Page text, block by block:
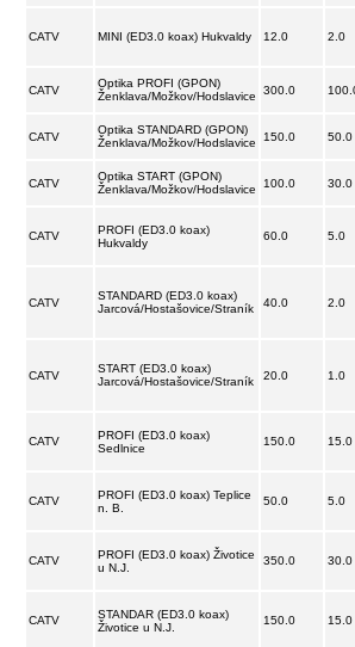
CATV MINI (ED3.0 koax) Hukvaldy 12.0 2.0
CATV
Optika PROFI (GPON)
Ženklava/Možkov/Hodslavice
300.0
CATV
Optika STANDARD (GPON)
Ženklava/Možkov/Hodslavice
150.0 50.0
CATV
Optika START (GPON)
Ženklava/Možkov/Hodslavice
100.0 30.0
CATV
PROFI (ED3.0 koax)
Hukvaldy
60.0 5.0
CATV
STANDARD (ED3.0 koax)
Jarcová/Hostašovice/Straník
40.0 2.0
CATV
START (ED3.0 koax)
Jarcová/Hostašovice/Straník
20.0 1.0
CATV
PROFI (ED3.0 koax)
Sedlnice
150.0 15.0
CATV
PROFI (ED3.0 koax) Teplice
n. B.
50.0 5.0
CATV
PROFI (ED3.0 koax) Životice
u N.J.
350.0 30.0
CATV
STANDAR (ED3.0 koax)
Životice u N.J.
150.0 15.0